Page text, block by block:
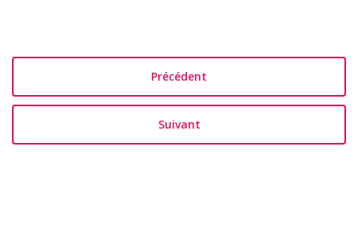
Précédent
Suivant